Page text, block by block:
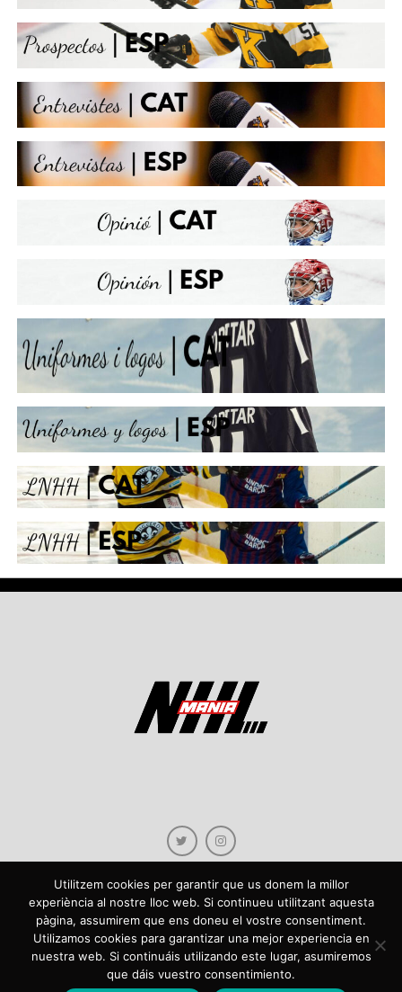
Copyright © 2021 NHLmania.com. Tots els drets reservats / Todos los derechos
reservados. NHLmania és una web dedicada a la difusió de contingut sobre la
NHL, tant en català com en castellà. L'escut de NHLmania.com és propietat de la
web en qüestió. NHLmania es una web dedicada a la difusión de contenido sobre
Utilitzem cookies per garantir que us donem la millor
experiència al nostre lloc web. Si continueu utilitzant aquesta
pàgina, assumirem que ens doneu el vostre consentiment.
Utilizamos cookies para garantizar una mejor experiencia en
nuestra web. Si continuáis utilizando este lugar, asumiremos
que dáis vuestro consentimiento.